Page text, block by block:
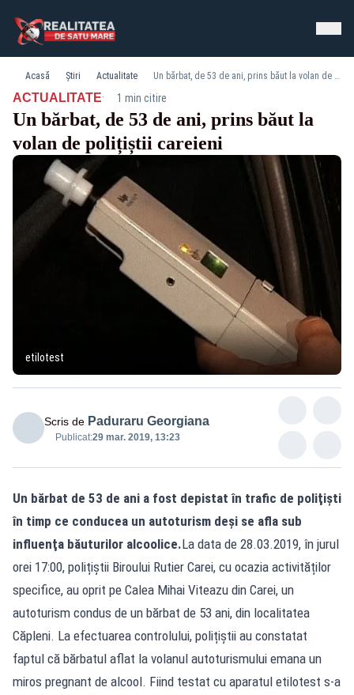
Acasă Știri Actualitate Un bărbat, de 53 de ani, prins băut la volan de polițiștii careieni
ACTUALITATE· 1 min citire
Un bărbat, de 53 de ani, prins băut la
volan de polițiștii careieni
etilotest
Scris de Paduraru Georgiana
Publicat:29 mar. 2019, 13:23
Un bărbat de 53 de ani a fost depistat în trafic de poliţişti
în timp ce conducea un autoturism deşi se afla sub
influenţa băuturilor alcoolice.La data de 28.03.2019, în jurul
orei 17:00, polițiștii Biroului Rutier Carei, cu ocazia activităților
specifice, au oprit pe Calea Mihai Viteazu din Carei, un
autoturism condus de un bărbat de 53 ani, din localitatea
Căpleni. La efectuarea controlului, polițiștii au constatat
faptul că bărbatul aflat la volanul autoturismului emana un
miros pregnant de alcool. Fiind testat cu aparatul etilotest s-a